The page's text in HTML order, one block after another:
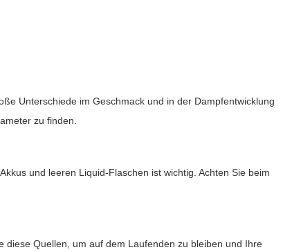
Unterschiede im Geschmack und in der Dampfentwicklung
zu finden.
und leeren Liquid-Flaschen ist wichtig. Achten Sie beim
Quellen, um auf dem Laufenden zu bleiben und Ihre